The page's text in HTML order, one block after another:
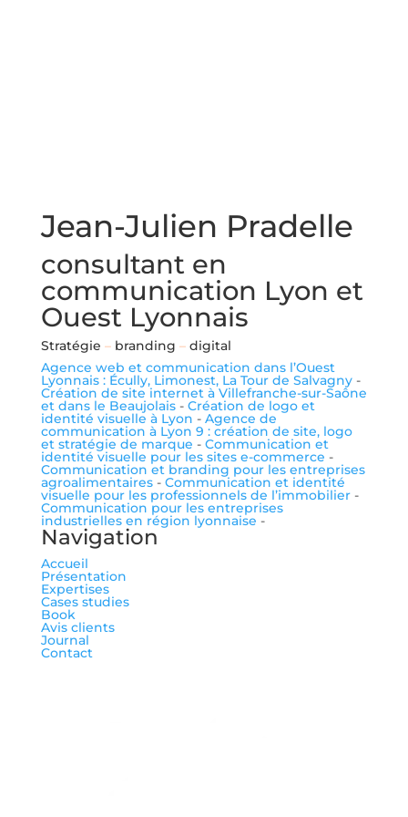
Jean-Julien Pradelle
consultant en
communication Lyon et
Ouest Lyonnais
Stratégie –branding –digital
Agence web et communication dans l’Ouest
Lyonnais : Écully, Limonest, La Tour de Salvagny-
Création de site internet à Villefranche-sur-Saône
et dans le Beaujolais- Création de logo et
identité visuelle à Lyon - Agence de
communication à Lyon 9 : création de site, logo
et stratégie de marque - Communication et
identité visuelle pour les sites e-commerce -
Communication et branding pour les entreprises
agroalimentaires- Communication et identité
visuelle pour les professionnels de l’immobilier-
Communication pour les entreprises
industrielles en région lyonnaise -
Navigation
Accueil
Présentation
Expertises
Cases studies
Book
Avis clients
Journal
Contact